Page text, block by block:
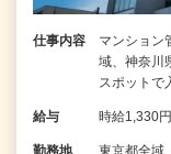
仕事内容
マンション
域、神奈川
スポットで
給与 時給1,330
勤務地 東京都全域